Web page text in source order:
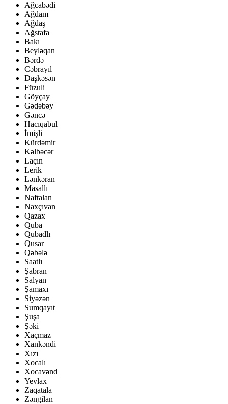
Ağcabədi
Ağdam
Ağdaş
Ağstafa
Bakı
Beyləqan
Bərdə
Cəbrayıl
Daşkəsən
Füzuli
Göyçay
Gədəbəy
Gəncə
Hacıqabul
İmişli
Kürdəmir
Kəlbəcər
Laçın
Lerik
Lənkəran
Masallı
Naftalan
Naxçıvan
Qazax
Quba
Qubadlı
Qusar
Qəbələ
Saatlı
Şabran
Salyan
Şamaxı
Siyəzən
Sumqayıt
Şuşa
Şəki
Xaçmaz
Xankəndi
Xızı
Xocalı
Xocavənd
Yevlax
Zaqatala
Zəngilan